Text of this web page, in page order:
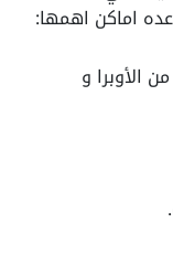
الأوبرا و